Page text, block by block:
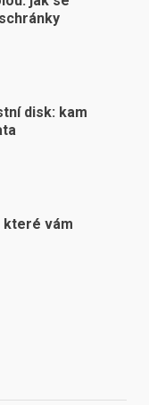
disk: kam
které vám